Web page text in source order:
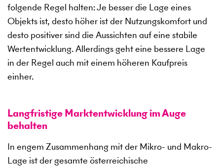
folgende Regel halten: Je besser die Lage eines
Objekts ist, desto höher ist der Nutzungskomfort und
desto positiver sind die Aussichten auf eine stabile
Wertentwicklung. Allerdings geht eine bessere Lage
in der Regel auch mit einem höheren Kaufpreis
einher.
Langfristige Marktentwicklung im Auge
behalten
In engem Zusammenhang mit der Mikro- und Makro-
Lage ist der gesamte österreichische